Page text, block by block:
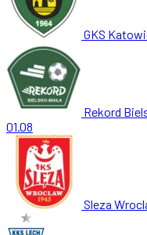
GKS
Rekord
01.08
Sleza